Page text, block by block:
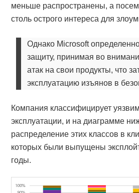
меньше распространены, а
столь острого интереса для
Однако Microsoft
защиту, принимая во
атак на свои продукты, что
эксплуатацию изъянов в
Компания классифицирует
эксплуатации, и на диаграмме
распределение этих классов в
которых были выпущены
годы.